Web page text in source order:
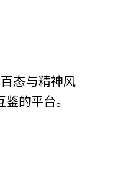
态与精神风
的平台。